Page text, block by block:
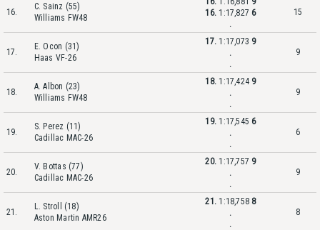
16.
C. Sainz (55)
Williams FW48
16. 1:17,827 6
.
15
17.
E. Ocon (31)
Haas VF-26
17. 1:17,073 9
.
.
9
18.
A. Albon (23)
Williams FW48
18. 1:17,424 9
.
.
9
19.
S. Perez (11)
Cadillac MAC-26
19. 1:17,545 6
.
.
6
20.
V. Bottas (77)
Cadillac MAC-26
20. 1:17,757 9
.
.
9
21.
L. Stroll (18)
Aston Martin AMR26
21. 1:18,758 8
.
.
8